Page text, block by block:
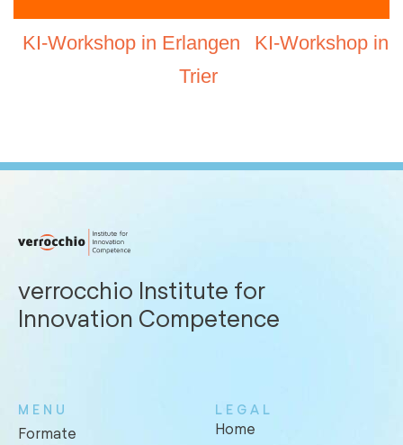
KI-Workshop in Erlangen
KI-Workshop in
Trier
verrocchio Institute for
Innovation Competence
MENU
Formate
LEGAL
Home